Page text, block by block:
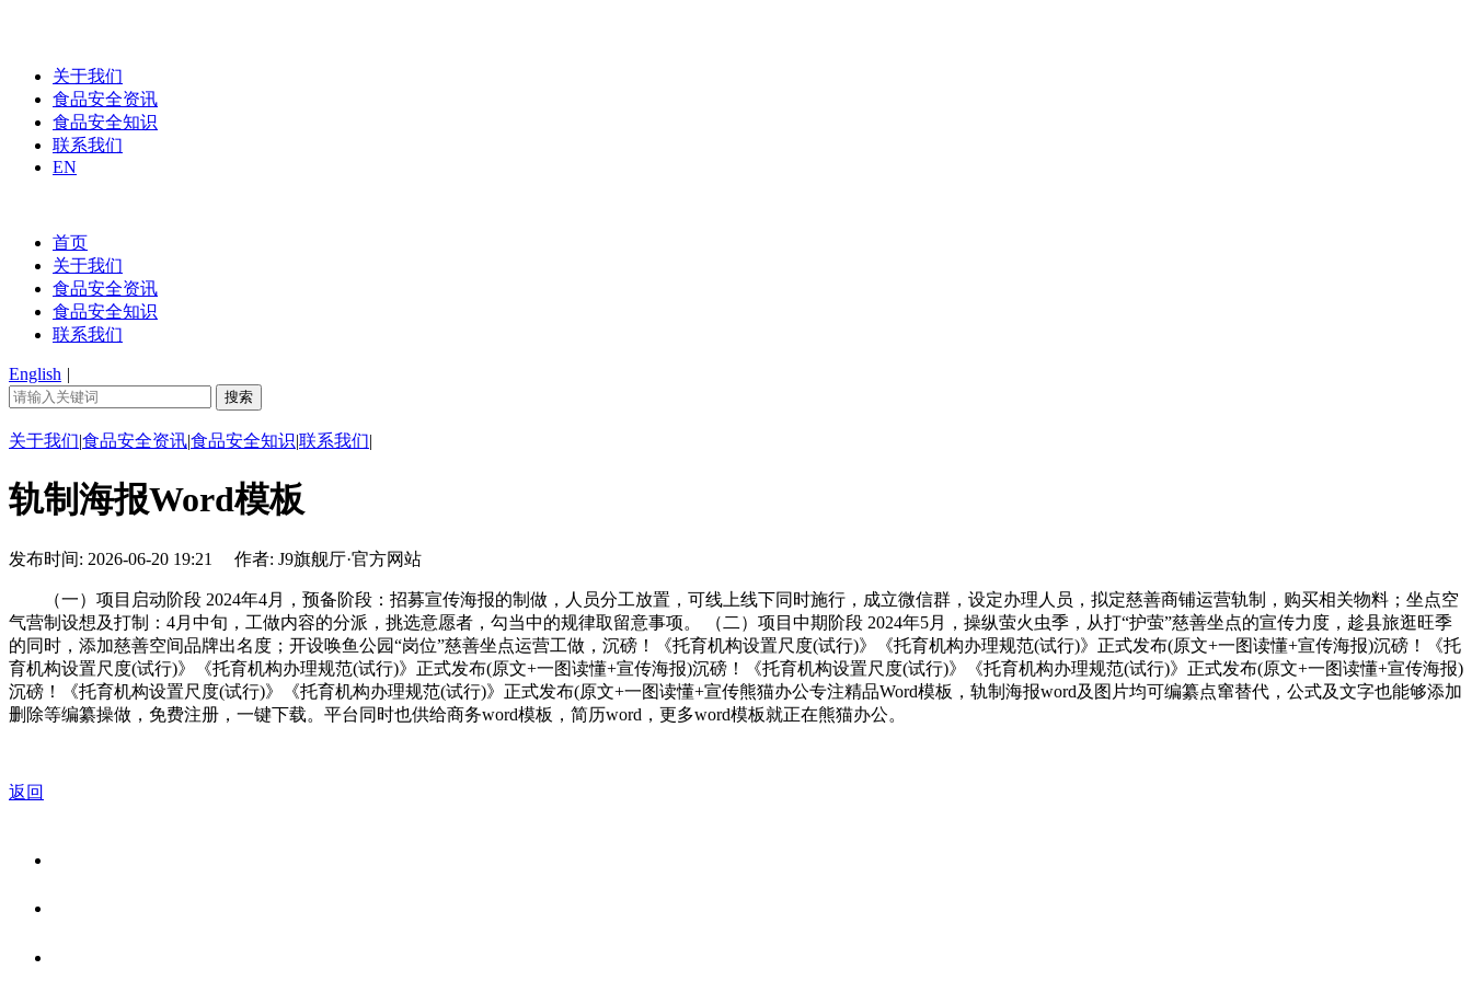
关于我们
食品安全资讯
食品安全知识
联系我们
EN
首页
关于我们
食品安全资讯
食品安全知识
联系我们
English |
关于我们|食品安全资讯|食品安全知识|联系我们|
轨制海报Word模板
发布时间: 2026-06-20 19:21 作者: J9旗舰厅·官方网站
（一）项目启动阶段 2024年4月，预备阶段：招募宣传海报的制做，人员分工放置，可线上线下同时施行，成立微信群，设定办理人员，拟定慈善商铺运营轨制，购买相关物料；坐点空
气营制设想及打制：4月中旬，工做内容的分派，挑选意愿者，勾当中的规律取留意事项。 （二）项目中期阶段 2024年5月，操纵萤火虫季，从打“护萤”慈善坐点的宣传力度，趁县旅逛旺季
的同时，添加慈善空间品牌出名度；开设唤鱼公园“岗位”慈善坐点运营工做，沉磅！《托育机构设置尺度(试行)》《托育机构办理规范(试行)》正式发布(原文+一图读懂+宣传海报)沉磅！《托
育机构设置尺度(试行)》《托育机构办理规范(试行)》正式发布(原文+一图读懂+宣传海报)沉磅！《托育机构设置尺度(试行)》《托育机构办理规范(试行)》正式发布(原文+一图读懂+宣传海报)
沉磅！《托育机构设置尺度(试行)》《托育机构办理规范(试行)》正式发布(原文+一图读懂+宣传熊猫办公专注精品Word模板，轨制海报word及图片均可编纂点窜替代，公式及文字也能够添加
删除等编纂操做，免费注册，一键下载。平台同时也供给商务word模板，简历word，更多word模板就正在熊猫办公。
返回